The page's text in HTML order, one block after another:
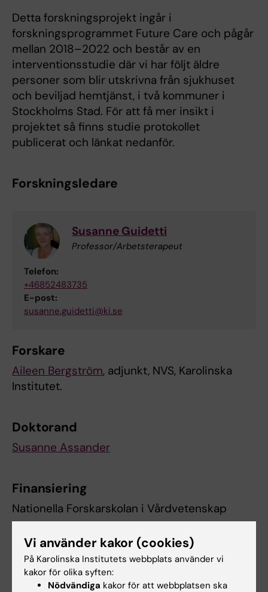
Detta forskningsprojekt ingår i
forskningsprogrammet Future Care och pågår
mellan 2018–2022 och består av en
interventionsstudie där vi har följt äldre
personer som blir utskrivna från sjukhuset
och beviljad hemtjänst, i två kommuner i
Stockholms Stad. För att få mer insikt i
projektet så finns studie protokollet
publicerat och länkat nedanför.
Forskningsledare
Susanne Guidetti
Professor/Arbetsterapeut
Telefon:
+46852483735
E-post:
susanne.guidetti@ki.se
Forskare
Aileen Bergström, adjunkt, NVS, Karolinska
Institutet.
Doktorand
Susanne Assander
Finansiering
Nationella Forskarskolan i Vårdvetenskap
FORTE programanslag
Publikationer
Vi använder kakor (cookies)
På Karolinska Institutets webbplats använder vi
kakor för olika syften:
Nödvändiga kakor för att webbplatsen ska